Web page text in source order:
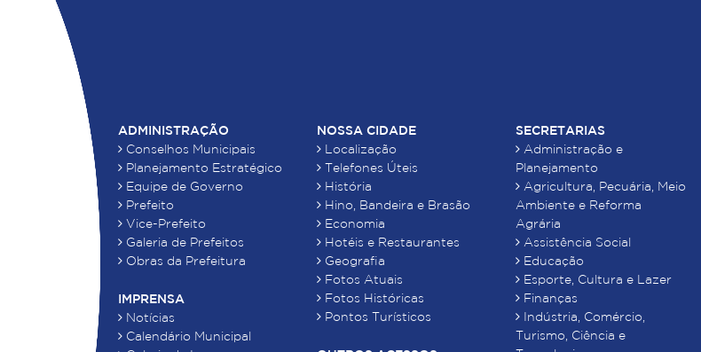
ADMINISTRAÇÃO
Conselhos Municipais
Planejamento Estratégico
Equipe de Governo
Prefeito
Vice-Prefeito
Galeria de Prefeitos
Obras da Prefeitura
IMPRENSA
Notícias
Calendário Municipal
NOSSA CIDADE
Localização
Telefones Úteis
História
Hino, Bandeira e Brasão
Economia
Hotéis e Restaurantes
Geografia
Fotos Atuais
Fotos Históricas
Pontos Turísticos
SECRETARIAS
Administração e
Planejamento
Agricultura, Pecuária, Meio
Ambiente e Reforma
Agrária
Assistência Social
Educação
Esporte, Cultura e Lazer
Finanças
Indústria, Comércio,
Turismo, Ciência e